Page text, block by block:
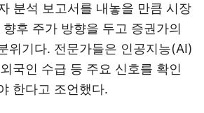
분석 보고서를 내놓을 만큼 시장
후 주가 방향을 두고 증권가의
위기다. 전문가들은 인공지능(AI)
국인 수급 등 주요 신호를 확인
한다고 조언했다.